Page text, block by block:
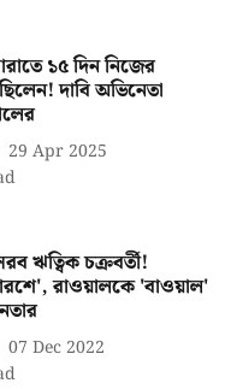
১৫ দিন নিজের
দাবি অভিনেতা
29 Apr 2025
ঋত্বিক চক্রবর্তী!
রাওয়ালকে 'বাওয়াল'
07 Dec 2022